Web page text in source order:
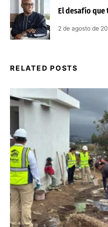
El desafío
2 de agosto de
RELATED POSTS